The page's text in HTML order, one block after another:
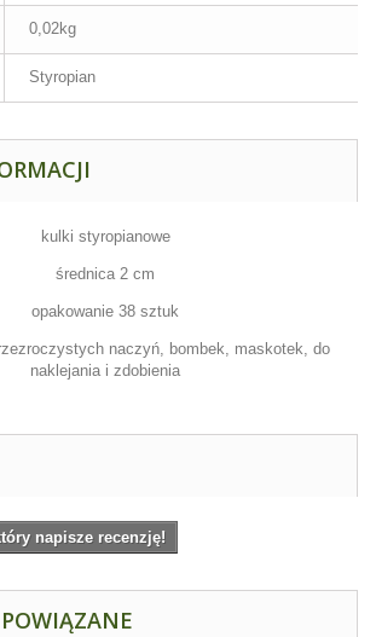
0,02kg
Styropian
kulki styropianowe
średnica 2 cm
opakowanie 38 sztuk
naczyń, bombek, maskotek, do
naklejania i zdobienia
napisze recenzję!